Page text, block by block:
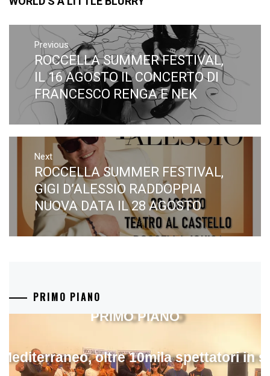
Navigazione
articoli
Previous
Previous
post:
ROCCELLA SUMMER FESTIVAL,
IL 16 AGOSTO IL CONCERTO DI
FRANCESCO RENGA E NEK
Next
Next
post:
ROCCELLA SUMMER FESTIVAL,
GIGI D’ALESSIO RADDOPPIA
NUOVA DATA IL 28 AGOSTO
PRIMO PIANO
oltre 10mila spettatori in
PRIMO PIANO